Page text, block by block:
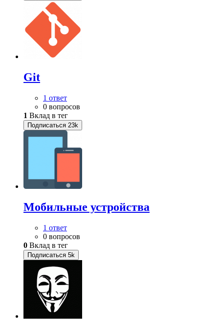
Git
1 ответ
0 вопросов
1 Вклад в тег
Подписаться 23k
Мобильные устройства
1 ответ
0 вопросов
0 Вклад в тег
Подписаться 5k